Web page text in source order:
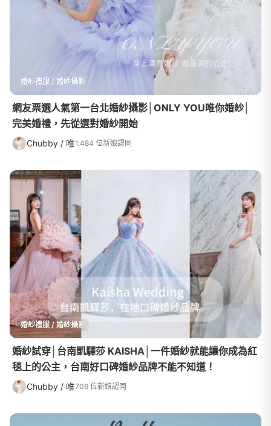
婚紗禮服 / 婚紗攝影
網友票選人氣第一台北婚紗攝影│ONLY YOU唯你婚紗│
完美婚禮，先從選對婚紗開始
Chubby / 唯1,484 位新娘認同
婚紗禮服 / 婚紗攝影
婚紗試穿│台南凱驛莎 KAISHA│一件婚紗就能讓你成為紅
毯上的公主，台南好口碑婚紗品牌不能不知道！
Chubby / 唯706 位新娘認同